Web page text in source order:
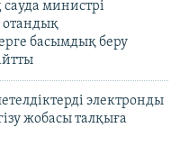
министрі
отандық
басымдық беру
электронды
жобасы талқыға